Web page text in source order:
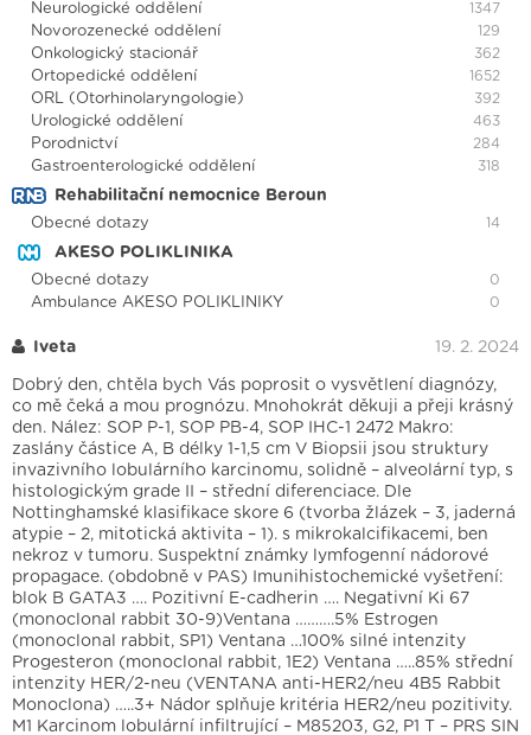
Neurologické oddělení 1347
Novorozenecké oddělení 129
Onkologický stacionář 362
Ortopedické oddělení 1652
ORL (Otorhinolaryngologie) 392
Urologické oddělení 463
Porodnictví 284
Gastroenterologické oddělení 318
Rehabilitační nemocnice Beroun
Obecné dotazy 14
AKESO POLIKLINIKA
Obecné dotazy 0
Ambulance AKESO POLIKLINIKY 0
Iveta 19. 2. 2024
Dobrý den, chtěla bych Vás poprosit o vysvětlení diagnózy,
co mě čeká a mou prognózu. Mnohokrát děkuji a přeji krásný
den. Nález: SOP P-1, SOP PB-4, SOP IHC-1 2472 Makro:
zaslány částice A, B délky 1-1,5 cm V Biopsii jsou struktury
invazivního lobulárního karcinomu, solidně – alveolární typ, s
histologickým grade II – střední diferenciace. Dle
Nottinghamské klasifikace skore 6 (tvorba žlázek – 3, jaderná
atypie – 2, mitotická aktivita – 1). s mikrokalcifikacemi, ben
nekroz v tumoru. Suspektní známky lymfogenní nádorové
propagace. (obdobně v PAS) Imunihistochemické vyšetření:
blok B GATA3 …. Pozitivní E-cadherin …. Negativní Ki 67
(monoclonal rabbit 30-9)Ventana ……….5% Estrogen
(monoclonal rabbit, SP1) Ventana …100% silné intenzity
Progesteron (monoclonal rabbit, 1E2) Ventana …..85% střední
intenzity HER/2-neu (VENTANA anti-HER2/neu 4B5 Rabbit
Monoclona) …..3+ Nádor splňuje kritéria HER2/neu pozitivity.
M1 Karcinom lobulární infiltrující – M85203, G2, P1 T – PRS SIN